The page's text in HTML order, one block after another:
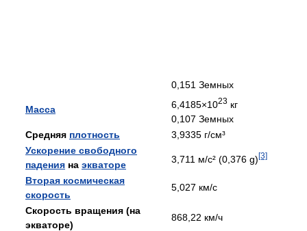
0,151 Земных
Масса 6,4185×1023 кг
0,107 Земных
Средняя плотность
3,9335 г/см³
Ускорение свободного
падения на экваторе
3,711 м/с² (0,376 g)[3]
Вторая космическая
скорость
5,027 км/с
Скорость вращения (на
экваторе)
868,22 км/ч